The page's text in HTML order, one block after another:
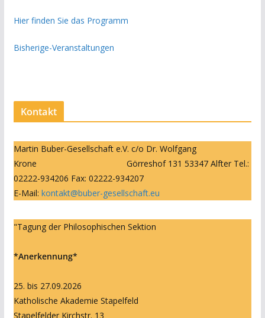
Hier finden Sie das Programm
Bisherige-Veranstaltungen
Kontakt
Martin Buber-Gesellschaft e.V. c/o Dr. Wolfgang
Krone Görreshof 131 53347 Alfter Tel.:
02222-934206 Fax: 02222-934207
E-Mail: kontakt@buber-gesellschaft.eu
"Tagung der Philosophischen Sektion
*Anerkennung*
25. bis 27.09.2026
Katholische Akademie Stapelfeld
Stapelfelder Kirchstr. 13